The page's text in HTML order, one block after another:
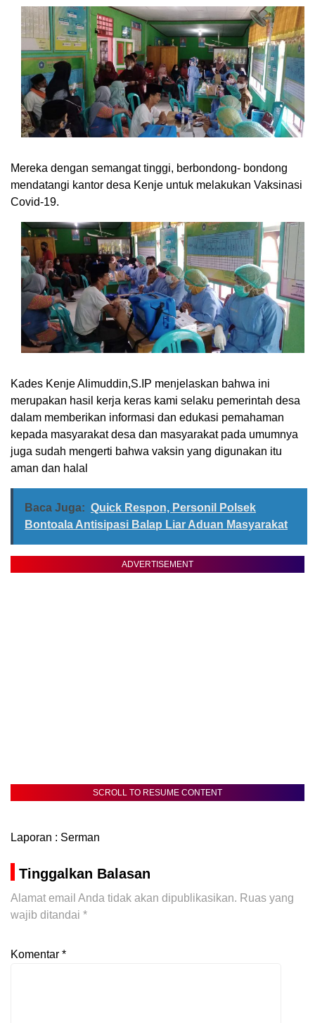
Mereka dengan semangat tinggi, berbondong- bondong
mendatangi kantor desa Kenje untuk melakukan Vaksinasi
Covid-19.
Kades Kenje Alimuddin,S.IP menjelaskan bahwa ini
merupakan hasil kerja keras kami selaku pemerintah desa
dalam memberikan informasi dan edukasi pemahaman
kepada masyarakat desa dan masyarakat pada umumnya
juga sudah mengerti bahwa vaksin yang digunakan itu
aman dan halal
Baca Juga: Quick Respon, Personil Polsek
Bontoala Antisipasi Balap Liar Aduan Masyarakat
ADVERTISEMENT
SCROLL TO RESUME CONTENT
Laporan : Serman
Tinggalkan Balasan
Alamat email Anda tidak akan dipublikasikan. Ruas yang
wajib ditandai *
Komentar *